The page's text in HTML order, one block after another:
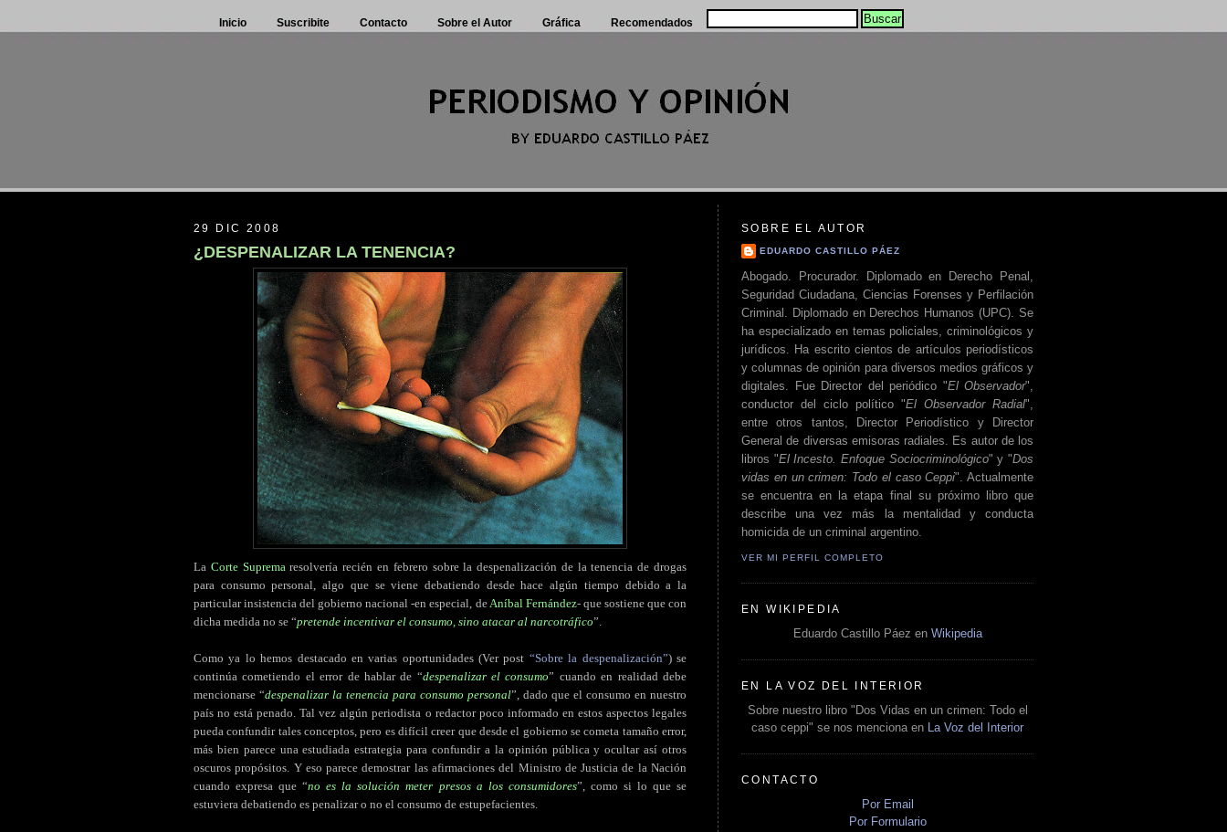
Inicio Suscribite Contacto Sobre el Autor Gráfica Recomendados
29 DIC 2008
¿DESPENALIZAR LA TENENCIA?
La Corte Supremaresolvería recién en febrero sobre la despenalización de la tenencia de drogas
para consumo personal, algo que se viene debatiendo desde hace algún tiempo debido a la
particular insistencia del gobierno nacional -en especial, deAníbal Fernández- que sostiene que con
dicha medida no se “pretende incentivar el consumo, sino atacar al narcotráfico”.
Como ya lo hemos destacado en varias oportunidades (Ver post “Sobre la despenalización”) se
continúa cometiendo el error de hablar de “despenalizar el consumo” cuando en realidad debe
mencionarse “despenalizar la tenencia para consumo personal”, dado que el consumo en nuestro
país no está penado. Tal vez algún periodista o redactor poco informado en estos aspectos legales
pueda confundir tales conceptos, pero es difícil creer que desde el gobierno se cometa tamaño error,
más bien parece una estudiada estrategia para confundir a la opinión pública y ocultar así otros
oscuros propósitos. Y eso parece demostrar las afirmaciones del Ministro de Justicia de la Nación
cuando expresa que “no es la solución meter presos a los consumidores”, como si lo que se
estuviera debatiendo es penalizar o no el consumo de estupefacientes.
SOBRE EL AUTOR
EDUARDO CASTILLO PÁEZ
Abogado. Procurador. Diplomado en Derecho Penal,
Seguridad Ciudadana, Ciencias Forenses y Perfilación
Criminal. Diplomado en Derechos Humanos (UPC). Se
ha especializado en temas policiales, criminológicos y
jurídicos. Ha escrito cientos de artículos periodísticos
y columnas de opinión para diversos medios gráficos y
digitales. Fue Director del periódico "El Observador",
conductor del ciclo político "El Observador Radial",
entre otros tantos, Director Periodístico y Director
General de diversas emisoras radiales. Es autor de los
libros "El Incesto. Enfoque Sociocriminológico" y "Dos
vidas en un crimen: Todo el caso Ceppi". Actualmente
se encuentra en la etapa final su próximo libro que
describe una vez más la mentalidad y conducta
homicida de un criminal argentino.
VER MI PERFIL COMPLETO
EN WIKIPEDIA
Eduardo Castillo Páez en Wikipedia
EN LA VOZ DEL INTERIOR
Sobre nuestro libro "Dos Vidas en un crimen: Todo el
caso ceppi" se nos menciona en
La Voz del Interior
CONTACTO
Por Email
Por Formulario